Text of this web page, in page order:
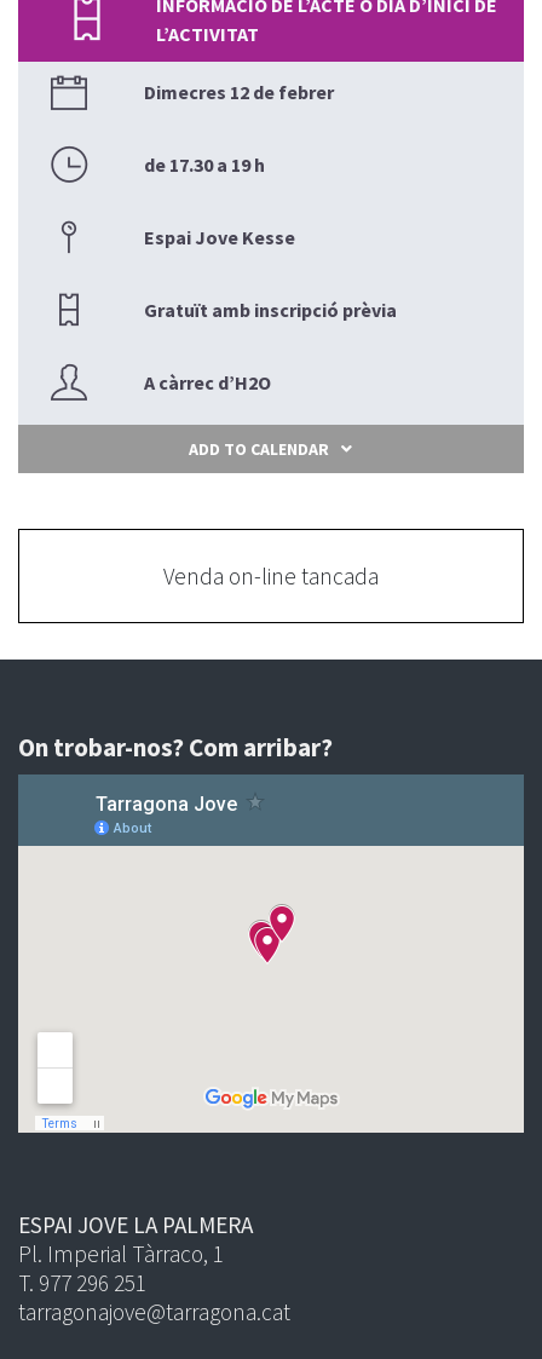
INFORMACIÓ DE L’ACTE O DIA D’INICI DE
L’ACTIVITAT
Dimecres 12 de febrer
de 17.30 a 19 h
Espai Jove Kesse
Gratuït amb inscripció prèvia
A càrrec d’H2O
ADD TO CALENDAR
Venda on-line tancada
On trobar-nos? Com arribar?
ESPAI JOVE LA PALMERA
Pl. Imperial Tàrraco, 1
T. 977 296 251
tarragonajove@tarragona.cat